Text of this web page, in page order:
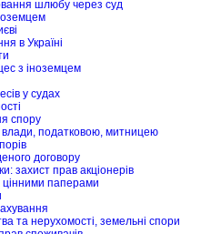
шлюбу через суд
в Україні
з іноземцем
у судах
спору
податковою, митницею
договору
захист прав акціонерів
цінними паперами
та нерухомості, земельні спори